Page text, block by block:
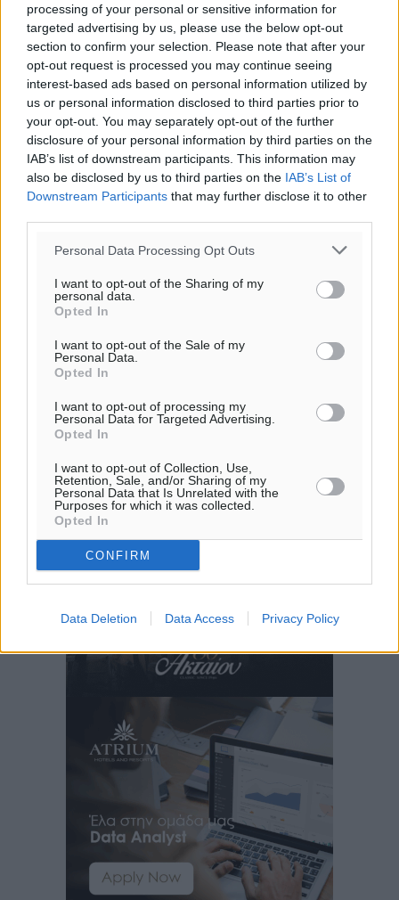
processing of your personal or sensitive information for
targeted advertising by us, please use the below opt-out
section to confirm your selection. Please note that after your
opt-out request is processed you may continue seeing
interest-based ads based on personal information utilized by
us or personal information disclosed to third parties prior to
your opt-out. You may separately opt-out of the further
disclosure of your personal information by third parties on the
IAB’s list of downstream participants. This information may
also be disclosed by us to third parties on the IAB’s List of
Downstream Participants that may further disclose it to other
Personal Data Processing Opt Outs
I want to opt-out of the Sharing of my
personal data.
Opted In
I want to opt-out of the Sale of my
Personal Data.
Opted In
I want to opt-out of processing my
Personal Data for Targeted Advertising.
Opted In
I want to opt-out of Collection, Use,
Retention, Sale, and/or Sharing of my
Personal Data that Is Unrelated with the
Purposes for which it was collected.
Opted In
CONFIRM
Data Deletion Data Access Privacy Policy
26°/26°
06:20
20:04
πρόγνωση:
30°
ΤΡ
28°
ΤΕ
28°
ΠΕ
30°